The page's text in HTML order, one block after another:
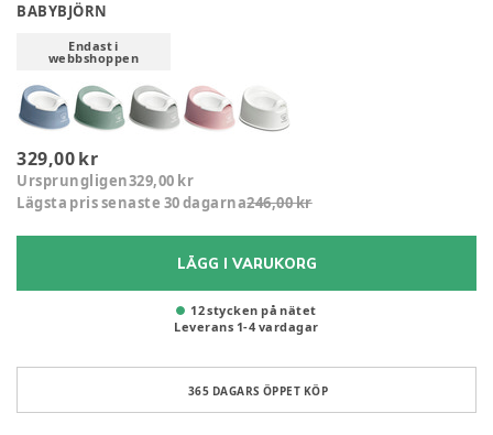
BABYBJÖRN
Endast i
webbshoppen
329,00 kr
Ursprungligen329,00 kr
Lägsta pris senaste 30 dagarna246,00 kr
LÄGG I VARUKORG
12 stycken på nätet
Leverans 1-4 vardagar
365 DAGARS ÖPPET KÖP